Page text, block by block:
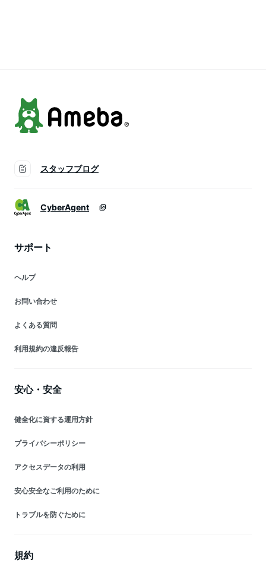
スタッフブログ
CyberAgent
サポート
ヘルプ
お問い合わせ
よくある質問
利用規約の違反報告
安心・安全
健全化に資する運用方針
プライバシーポリシー
アクセスデータの利用
安心安全なご利用のために
トラブルを防ぐために
規約